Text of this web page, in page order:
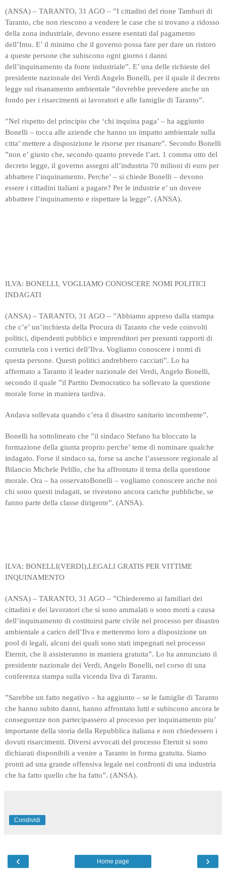
(ANSA) – TARANTO, 31 AGO – ”I cittadini del rione Tamburi di
Taranto, che non riescono a vendere le case che si trovano a ridosso
della zona industriale, devono essere esentati dal pagamento
dell’Imu. E’ il minimo che il governo possa fare per dare un ristoro
a queste persone che subiscono ogni giorno i danni
dell’inquinamento da fonte industriale”. E’ una delle richieste del
presidente nazionale dei Verdi Angelo Bonelli, per il quale il decreto
legge sul risanamento ambientale ”dovrebbe prevedere anche un
fondo per i risarcimenti ai lavoratori e alle famiglie di Taranto”.
”Nel rispetto del principio che ‘chi inquina paga’ – ha aggiunto
Bonelli – tocca alle aziende che hanno un impatto ambientale sulla
citta’ mettere a disposizione le risorse per risanare”. Secondo Bonelli
”non e’ giusto che, secondo quanto prevede l’art. 1 comma otto del
decreto legge, il governo assegni all’industria 70 milioni di euro per
abbattere l’inquinamento. Perche’ – si chiede Bonelli – devono
essere i cittadini italiani a pagare? Per le industrie e’ un dovere
abbattere l’inquinamento e rispettare la legge”. (ANSA).
ILVA: BONELLI, VOGLIAMO CONOSCERE NOMI POLITICI
INDAGATI
(ANSA) – TARANTO, 31 AGO – ”Abbiamo appreso dalla stampa
che c’e’ un’inchiesta della Procura di Taranto che vede coinvolti
politici, dipendenti pubblici e imprenditori per presunti rapporti di
corruttela con i vertici dell’Ilva. Vogliamo conoscere i nomi di
questa persone. Questi politici andrebbero cacciati”. Lo ha
affermato a Taranto il leader nazionale dei Verdi, Angelo Bonelli,
secondo il quale ”il Partito Democratico ha sollevato la questione
morale forse in maniera tardiva.
Andava sollevata quando c’era il disastro sanitario incombente”.
Bonelli ha sottolineato che ”il sindaco Stefano ha bloccato la
formazione della giunta proprio perche’ teme di nominare qualche
indagato. Forse il sindaco sa, forse sa anche l’assessore regionale al
Bilancio Michele Pelillo, che ha affrontato il tema della questione
morale. Ora – ha osservatoBonelli – vogliamo conoscere anche noi
chi sono questi indagati, se rivestono ancora cariche pubbliche, se
fanno parte della classe dirigente”. (ANSA).
ILVA: BONELLI(VERDI),LEGALI GRATIS PER VITTIME
INQUINAMENTO
(ANSA) – TARANTO, 31 AGO – ”Chiederemo ai familiari dei
cittadini e dei lavoratori che si sono ammalati o sono morti a causa
dell’inquinamento di costituirsi parte civile nel processo per disastro
ambientale a carico dell’Ilva e metteremo loro a disposizione un
pool di legali, alcuni dei quali sono stati impegnati nel processo
Eternit, che li assisteranno in maniera gratuita”. Lo ha annunciato il
presidente nazionale dei Verdi, Angelo Bonelli, nel corso di una
conferenza stampa sulla vicenda Ilva di Taranto.
”Sarebbe un fatto negativo – ha aggiunto – se le famiglie di Taranto
che hanno subito danni, hanno affrontato lutti e subiscono ancora le
conseguenze non partecipassero al processo per inquinamento piu’
importante della storia della Repubblica italiana e non chiedessero i
dovuti risarcimenti. Diversi avvocati del processo Eternit si sono
dichiarati disponibili a venire a Taranto in forma gratuita. Siamo
pronti ad una grande offensiva legale nei confronti di una industria
che ha fatto quello che ha fatto”. (ANSA).
Condividi
‹ ›
Home page